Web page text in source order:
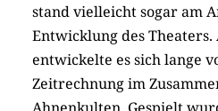
stand vielleicht sogar am
Entwicklung des
entwickelte es sich lange
Zeitrechnung im
Ahnenkulten. Gespielt